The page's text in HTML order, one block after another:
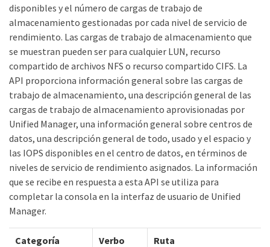
disponibles y el número de cargas de trabajo de
almacenamiento gestionadas por cada nivel de servicio de
rendimiento. Las cargas de trabajo de almacenamiento que
se muestran pueden ser para cualquier LUN, recurso
compartido de archivos NFS o recurso compartido CIFS. La
API proporciona información general sobre las cargas de
trabajo de almacenamiento, una descripción general de las
cargas de trabajo de almacenamiento aprovisionadas por
Unified Manager, una información general sobre centros de
datos, una descripción general de todo, usado y el espacio y
las IOPS disponibles en el centro de datos, en términos de
niveles de servicio de rendimiento asignados. La información
que se recibe en respuesta a esta API se utiliza para
completar la consola en la interfaz de usuario de Unified
Manager.
Categoría
Verbo
Ruta